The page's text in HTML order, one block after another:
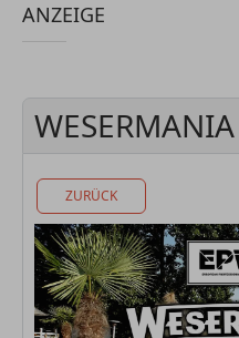
ANZEIGE
ZURÜCK